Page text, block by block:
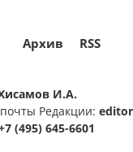
Архив RSS
И.А.
Редакции:
(495) 645-6601